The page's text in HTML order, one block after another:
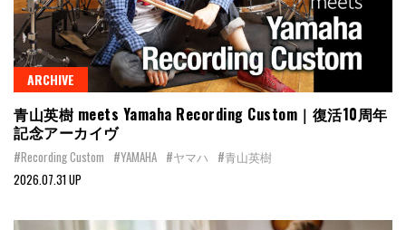
ARCHIVE
青山英樹 meets Yamaha Recording Custom｜復活10周年
記念アーカイヴ
#Recording Custom #YAMAHA #ヤマハ #青山英樹
2026.07.31 UP